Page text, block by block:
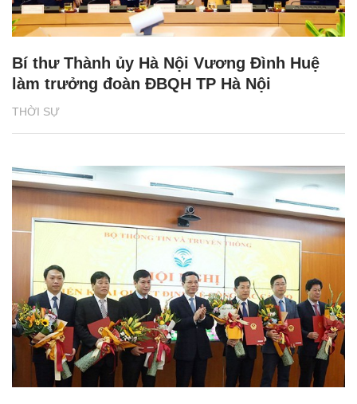
THỜI SỰ
Bí thư Thành ủy Hà Nội Vương Đình Huệ
làm trưởng đoàn ĐBQH TP Hà Nội